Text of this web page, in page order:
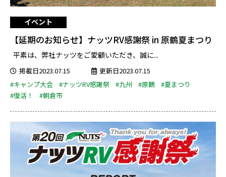
イベント
【延期のお知らせ】ナッツRV感謝祭 in 原鶴夏まつり
平素は、弊社ナッツをご愛顧いただき、誠に...
掲載日2023.07.15
更新日2023.07.15
#キャンプ大会
#ナッツRV感謝祭 #九州 #原鶴
#夏まつり
#復活！
#朝倉市